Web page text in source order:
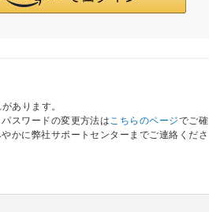
あります。
スワードの変更方法はこちらのページでご確
かに弊社サポートセンターまでご連絡くださ